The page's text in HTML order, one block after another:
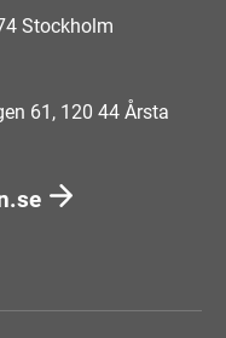
Stockholm
61, 120 44 Årsta